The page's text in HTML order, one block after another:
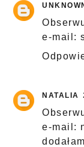
e-mail:
NATALIA
e-mail: